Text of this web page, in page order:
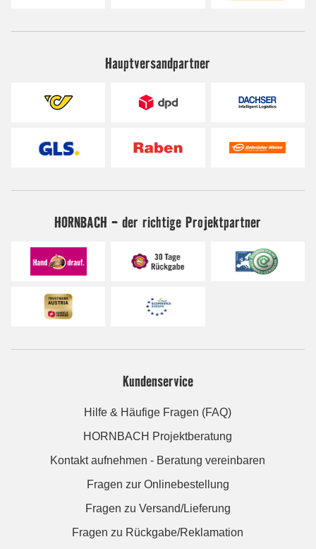
Hauptversandpartner
HORNBACH - der richtige Projektpartner
Kundenservice
Hilfe & Häufige Fragen (FAQ)
HORNBACH Projektberatung
Kontakt aufnehmen - Beratung vereinbaren
Fragen zur Onlinebestellung
Fragen zu Versand/Lieferung
Fragen zu Rückgabe/Reklamation